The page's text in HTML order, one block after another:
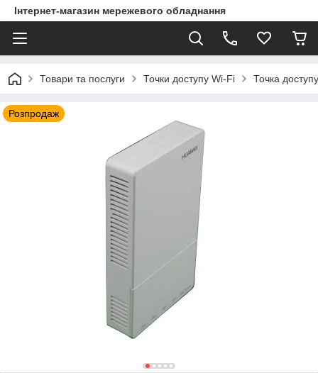
Інтернет-магазин мережевого обладнання
Товари та послуги Точки доступу Wi-Fi Точка
Розпродаж